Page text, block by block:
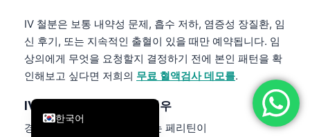
IV 철분은 보통 내약성 문제, 흡수 저하, 염증성 장질환, 임
신 후기, 또는 지속적인 출혈이 있을 때만 예약됩니다. 임
상의에게 무엇을 요청할지 결정하기 전에 본인 패턴을 확
인해보고 싶다면 저희의 무료 혈액검사 데모를.
IV 철분이 더 타당해지는 경우
경구 철분이 실패했을 때, 또는 페리틴이
한국어
Deutsch
العربية
Français